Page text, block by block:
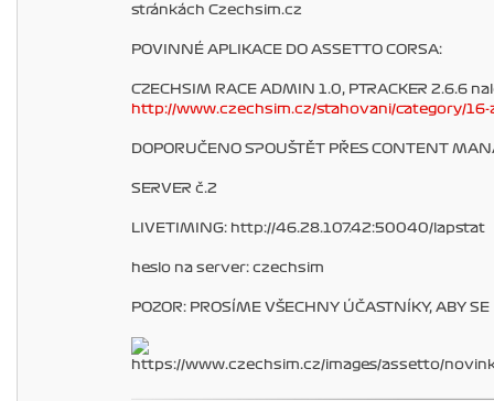
stránkách Czechsim.cz
POVINNÉ APLIKACE DO ASSETTO CORSA:
CZECHSIM RACE ADMIN 1.0, PTRACKER 2.6.6
http://www.czechsim.cz/stahovani/category/16-
DOPORUČENO SPOUŠTĚT PŘES CONTENT
SERVER č.2
LIVETIMING: http://46.28.107.42:50040/lapstat
heslo na server: czechsim
POZOR: PROSÍME VŠECHNY ÚČASTNÍKY, ABY